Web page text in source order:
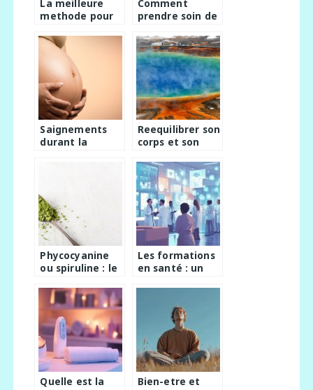
La meilleure
methode pour
efficacement
Comment
prendre soin de
cette periode
de fetes ?
Saignements
durant la
Reequilibrer son
corps et son
secrets d’une
cure thermale
reussie
Phycocyanine
ou spiruline : le
compléments
alimentaires
Les formations
en santé : un
pour l’avenir
Quelle est la
Bien-etre et